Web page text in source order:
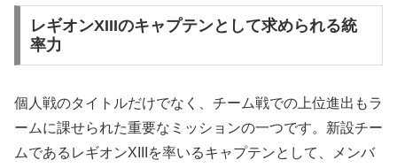
レギオンXIIIのキャプテンとして求められる統
率力
個人戦のタイトルだけでなく、チーム戦での上位進出もラ
ームに課せられた重要なミッションの一つです。新設チー
ムであるレギオンXIIIを率いるキャプテンとして、メンバ